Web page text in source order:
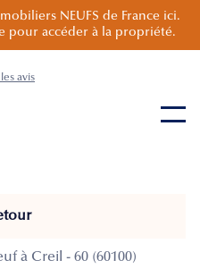
NEUFS de France ici.
pour accéder à la propriété.
avis
à Creil - 60 (60100)